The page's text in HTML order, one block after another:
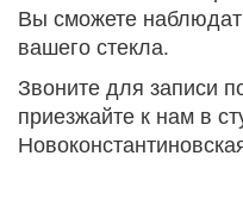
Вы сможете
вашего стекла.
Звоните для записи
приезжайте к нам в